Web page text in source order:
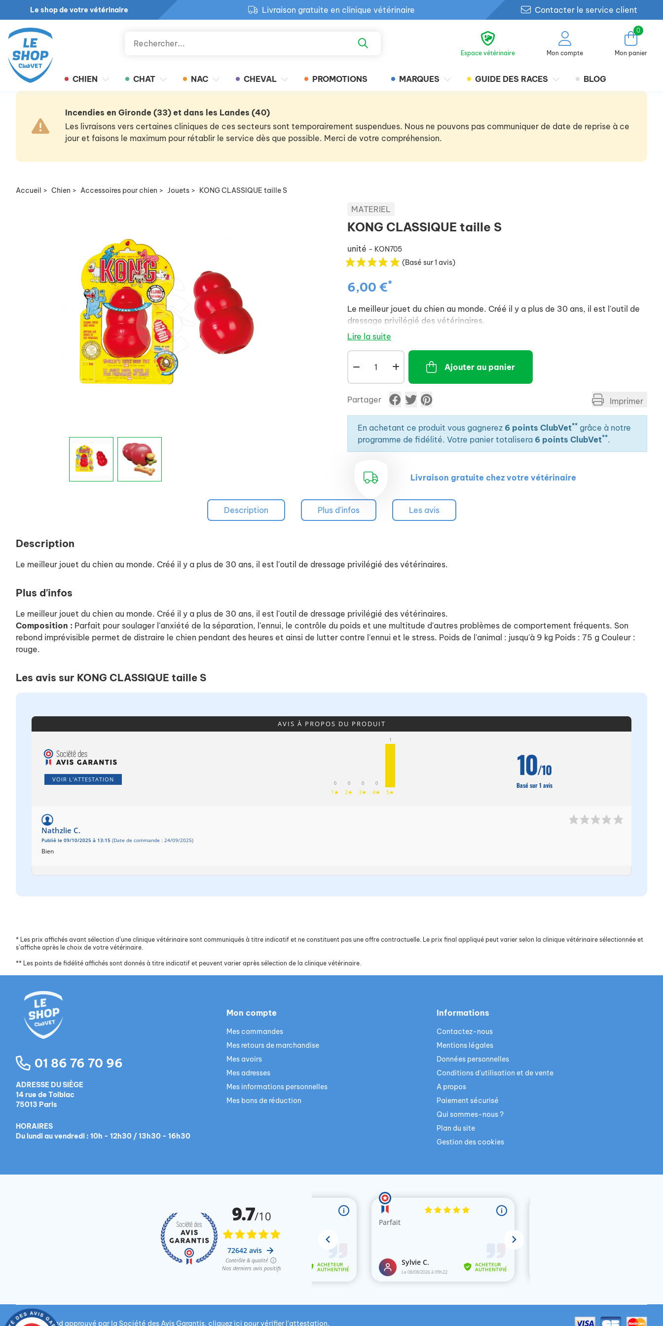
Le shop de votre vétérinaire
Livraison gratuite en clinique vétérinaire
Retour produit gratuit en clinique
Contacter le service client
Espace vétérinaire Mon compte
0
Mon panier
CHIEN CHAT NAC CHEVAL PROMOTIONS MARQUES GUIDE DES RACES BLOG
Incendies en Gironde (33) et dans les Landes (40)
Les livraisons vers certaines cliniques de ces secteurs sont temporairement suspendues. Nous ne pouvons pas communiquer de date de reprise à ce
jour et faisons le maximum pour rétablir le service dès que possible. Merci de votre compréhension.
Accueil > Chien > Accessoires pour chien > Jouets > KONG CLASSIQUE taille S
MATERIEL
KONG CLASSIQUE taille S
unité - KON705
(Basé sur 1 avis)
6,00 €*
Le meilleur jouet du chien au monde. Créé il y a plus de 30 ans, il est l'outil de
dressage privilégié des vétérinaires.
Lire la suite
Ajouter au panier
Partager Imprimer
En achetant ce produit vous gagnerez 6 points ClubVet** grâce à notre
programme de fidélité. Votre panier totalisera 6 points ClubVet**.
Livraison gratuite chez votre vétérinaire
Description Plus d'infos Les avis
Description
Le meilleur jouet du chien au monde. Créé il y a plus de 30 ans, il est l'outil de dressage privilégié des vétérinaires.
Plus d'infos
Le meilleur jouet du chien au monde. Créé il y a plus de 30 ans, il est l'outil de dressage privilégié des vétérinaires.
Composition : Parfait pour soulager l'anxiété de la séparation, l'ennui, le contrôle du poids et une multitude d'autres problèmes de comportement fréquents. Son
rebond imprévisible permet de distraire le chien pendant des heures et ainsi de lutter contre l'ennui et le stress. Poids de l'animal : jusqu'à 9 kg Poids : 75 g Couleur :
rouge.
Les avis sur KONG CLASSIQUE taille S
AVIS À PROPOS DU PRODUIT
VOIR L'ATTESTATION
0
1★
0
2★
0
3★
0
4★
1
5★
10/10
Basé sur 1 avis
Nathzlie C.
Publié le 09/10/2025 à 13:15 (Date de commande : 24/09/2025)
Bien
* Les prix affichés avant sélection d’une clinique vétérinaire sont communiqués à titre indicatif et ne constituent pas une offre contractuelle. Le prix final appliqué peut varier selon la clinique vétérinaire sélectionnée et
s’affiche après le choix de votre vétérinaire.
** Les points de fidélité affichés sont donnés à titre indicatif et peuvent varier après sélection de la clinique vétérinaire.
01 86 76 70 96
ADRESSE DU SIÈGE
14 rue de Tolbiac
75013 Paris
HORAIRES
Du lundi au vendredi : 10h - 12h30 / 13h30 - 16h30
Mon compte
Mes commandes
Mes retours de marchandise
Mes avoirs
Mes adresses
Mes informations personnelles
Mes bons de réduction
Informations
Contactez-nous
Mentions légales
Données personnelles
Conditions d'utilisation et de vente
A propos
Paiement sécurisé
Qui sommes-nous ?
Plan du site
Gestion des cookies
Marchand approuvé par la Société des Avis Garantis, cliquez ici pour vérifier l'attestation.